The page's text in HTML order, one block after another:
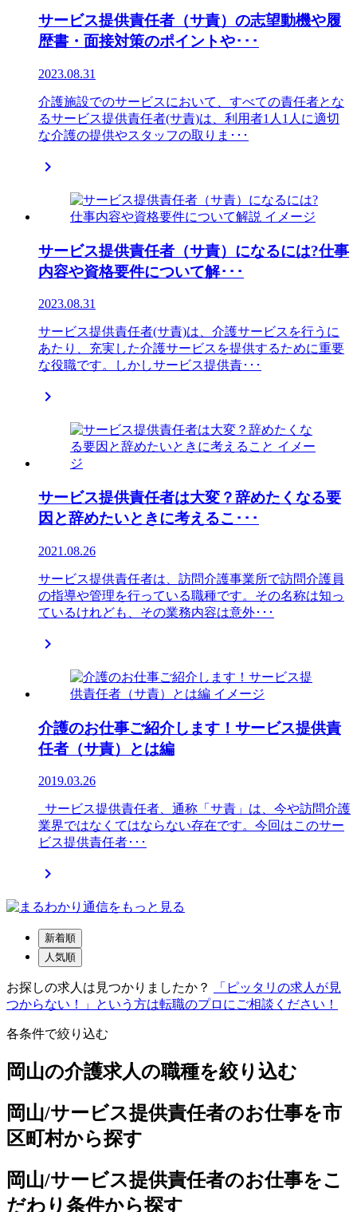
サービス提供責任者（サ責）の志望動機や履
歴書・面接対策のポイントや･･･
2023.08.31
介護施設でのサービスにおいて、すべての責任者とな
るサービス提供責任者(サ責)は、利用者1人1人に適切
な介護の提供やスタッフの取りま･･･

サービス提供責任者（サ責）になるには?仕事
内容や資格要件について解･･･
2023.08.31
サービス提供責任者(サ責)は、介護サービスを行うに
あたり、充実した介護サービスを提供するために重要
な役職です。しかしサービス提供責･･･

サービス提供責任者は大変？辞めたくなる要
因と辞めたいときに考えるこ･･･
2021.08.26
サービス提供責任者は、訪問介護事業所で訪問介護員
の指導や管理を行っている職種です。その名称は知っ
ているけれども、その業務内容は意外･･･

介護のお仕事ご紹介します！サービス提供責
任者（サ責）とは編
2019.03.26
サービス提供責任者、通称「サ責」は、今や訪問介護
業界ではなくてはならない存在です。今回はこのサー
ビス提供責任者･･･

新着順
人気順
お探しの求人は見つかりましたか？
「ピッタリの求人が見
つからない！」という方は転職のプロにご相談ください！
各条件で絞り込む
岡山の介護求人の職種を絞り込む
岡山/サービス提供責任者のお仕事を市
区町村から探す
岡山/サービス提供責任者のお仕事をこ
だわり条件から探す